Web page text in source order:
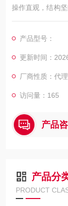
操作直观，结构
显示屏；内部校
产品型号：
更新时间：
厂商性质：代
访问量：165
产品
产品分
PRODUCT